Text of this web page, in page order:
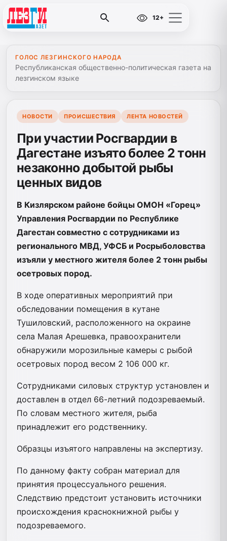
12+
ГОЛОС ЛЕЗГИНСКОГО НАРОДА
Республиканская общественно-политическая газета на
лезгинском языке
НОВОСТИ ПРОИСШЕСТВИЯ ЛЕНТА НОВОСТЕЙ
При участии Росгвардии в
Дагестане изъято более 2 тонн
незаконно добытой рыбы
ценных видов
В Кизлярском районе бойцы ОМОН «Горец»
Управления Росгвардии по Республике
Дагестан совместно с сотрудниками из
регионального МВД, УФСБ и Росрыболовства
изъяли у местного жителя более 2 тонн рыбы
осетровых пород.
В ходе оперативных мероприятий при
обследовании помещения в кутане
Тушиловский, расположенного на окраине
села Малая Арешевка, правоохранители
обнаружили морозильные камеры с рыбой
осетровых пород весом 2 106 000 кг.
Сотрудниками силовых структур установлен и
доставлен в отдел 66-летний подозреваемый.
По словам местного жителя, рыба
принадлежит его родственнику.
Образцы изъятого направлены на экспертизу.
По данному факту собран материал для
принятия процессуального решения.
Следствию предстоит установить источники
происхождения краснокнижной рыбы у
подозреваемого.